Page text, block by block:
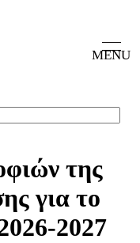
της
για το
2027
MENU